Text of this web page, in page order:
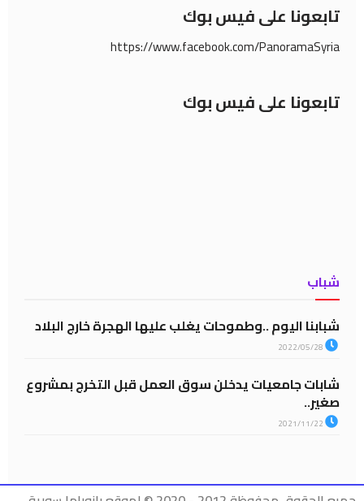
تابعونا على فيس بوك
https://www.facebook.com/PanoramaSyria
تابعونا على فيس بوك
شباب
شبابنا اليوم ..وطموحات يغلب عليها الهجرة خارج البلاد
شابات جامعيات يدخلن سوق العمل قبل التخرج بمشروع
صغير..